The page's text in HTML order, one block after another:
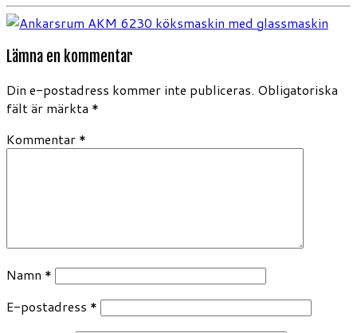
Lämna en kommentar
Din e-postadress kommer inte publiceras. Obligatoriska
fält är märkta *
Kommentar *
Namn *
E-postadress *